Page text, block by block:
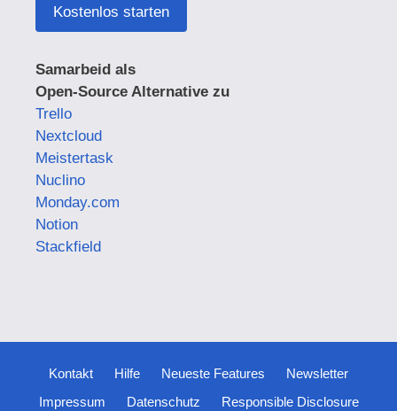
Kostenlos starten
Samarbeid als
Open-Source Alternative zu
Trello
Nextcloud
Meistertask
Nuclino
Monday.com
Notion
Stackfield
Kontakt Hilfe Neueste Features
Newsletter
Impressum
Datenschutz Responsible Disclosure